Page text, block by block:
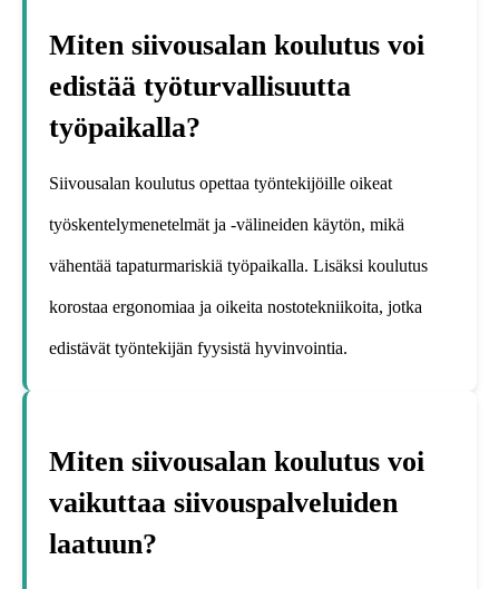
Miten siivousalan koulutus voi
edistää työturvallisuutta
työpaikalla?
Siivousalan koulutus opettaa työntekijöille oikeat
työskentelymenetelmät ja -välineiden käytön, mikä
vähentää tapaturmariskiä työpaikalla. Lisäksi koulutus
korostaa ergonomiaa ja oikeita nostotekniikoita, jotka
edistävät työntekijän fyysistä hyvinvointia.
Miten siivousalan koulutus voi
vaikuttaa siivouspalveluiden
laatuun?